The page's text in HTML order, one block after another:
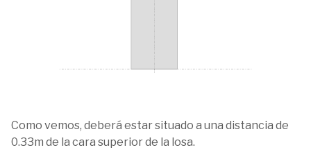
Como vemos, deberá estar situado a una distancia de
0.33m de la cara superior de la losa.